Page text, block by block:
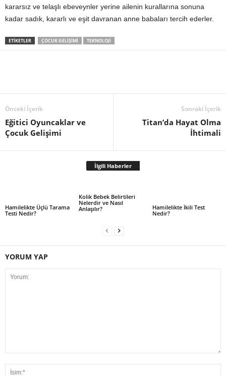
kararsız ve telaşlı ebeveynler yerine ailenin kurallarına sonuna
kadar sadık, kararlı ve eşit davranan anne babaları tercih ederler.
ETIKETLER ÇOCUK GELIŞIMI TEKNOLOJI
Önceki İçerik
Eğitici Oyuncaklar ve
Çocuk Gelişimi
Sonraki İçerik
Titan’da Hayat Olma
İhtimali
İlgili Haberler
Hamilelikte Üçlü Tarama
Testi Nedir?
Kolik Bebek Belirtileri
Nelerdir ve Nasıl
Anlaşılır?
Hamilelikte İkili Test
Nedir?
YORUM YAP